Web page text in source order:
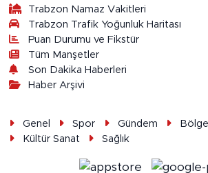
Trabzon Namaz Vakitleri
Trabzon Trafik Yoğunluk Haritası
Puan Durumu ve Fikstür
Tüm Manşetler
Son Dakika Haberleri
Haber Arşivi
Genel Spor Gündem
Kültür Sanat
Sağlık